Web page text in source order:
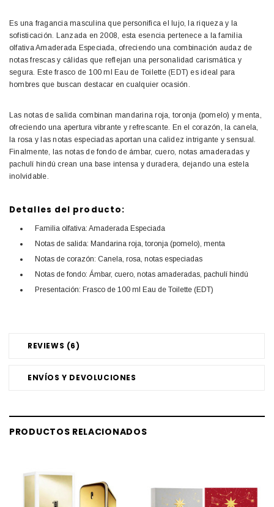
REVIEWS (6)
ENVÍOS Y DEVOLUCIONES
Es una fragancia masculina que personifica el lujo, la riqueza y la
sofisticación. Lanzada en 2008, esta esencia pertenece a la familia
olfativa Amaderada Especiada, ofreciendo una combinación audaz de
notas frescas y cálidas que reflejan una personalidad carismática y
segura. Este frasco de 100 ml Eau de Toilette (EDT) es ideal para
hombres que buscan destacar en cualquier ocasión.
Las notas de salida combinan mandarina roja, toronja (pomelo) y menta,
ofreciendo una apertura vibrante y refrescante. En el corazón, la canela,
la rosa y las notas especiadas aportan una calidez intrigante y sensual.
Finalmente, las notas de fondo de ámbar, cuero, notas amaderadas y
pachulí hindú crean una base intensa y duradera, dejando una estela
inolvidable.
Detalles del producto:
Familia olfativa: Amaderada Especiada
Notas de salida: Mandarina roja, toronja (pomelo), menta
Notas de corazón: Canela, rosa, notas especiadas
Notas de fondo: Ámbar, cuero, notas amaderadas, pachulí hindú
Presentación: Frasco de 100 ml Eau de Toilette (EDT)
PRODUCTOS RELACIONADOS